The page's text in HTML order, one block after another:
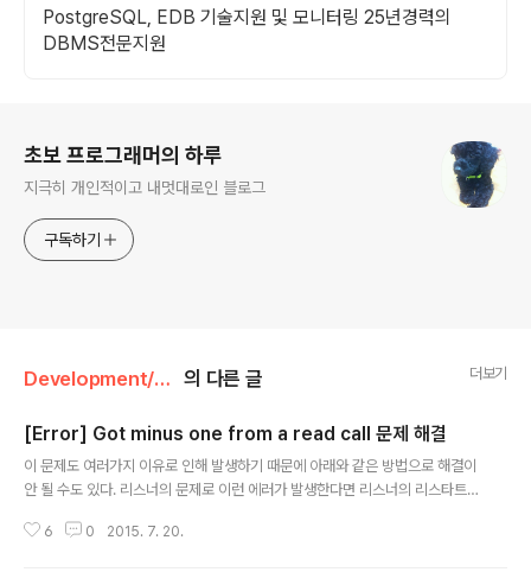
PostgreSQL, EDB 기술지원 및 모니터링 25년경력의
DBMS전문지원
초보 프로그래머의 하루
지극히 개인적이고 내멋대로인 블로그
구독하기
Development/Database 의 다른 글 더보기
[Error] Got minus one from a read call 문제 해결
이 문제도 여러가지 이유로 인해 발생하기 때문에 아래와 같은 방법으로 해결이
안 될 수도 있다. 리스너의 문제로 이런 에러가 발생한다면 리스너의 리스타트
아 있어서 더 이상 접속할 수 없을 때 저런 에러가 나온다면 아래와 같은 방법으
6 0 2015. 7. 20.